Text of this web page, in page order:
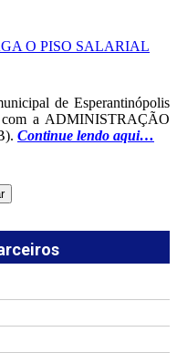
de Esperantinópolis
com a ADMINISTRAÇÃO
Continue lendo aqui…